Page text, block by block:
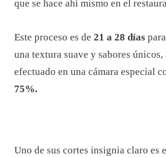
que se hace ahí mismo en el
Este proceso es de 21 a 28 días
una textura suave y sabores únicos,
efectuado en una cámara especial
75%.
Uno de sus cortes insignia claro es